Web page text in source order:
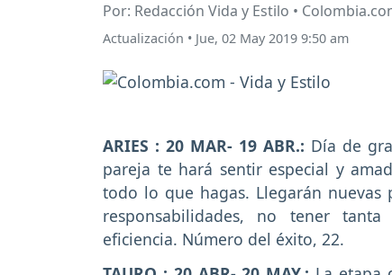
Por: Redacción Vida y Estilo •
Actualización • Jue, 02 May 2019 9:50 am
ARIES : 20 MAR- 19 ABR.: Día de
pareja te hará sentir especial y
todo lo que hagas. Llegarán
responsabilidades, no tener
eficiencia. Número del éxito, 22.